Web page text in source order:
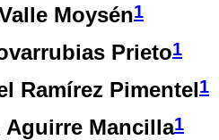
Moysén1
Prieto1
Ramírez Pimentel1
Aguirre Mancilla1